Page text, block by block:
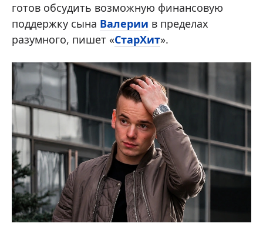
готов обсудить возможную финансовую
поддержку сына Валерии в пределах
разумного, пишет «СтарХит».